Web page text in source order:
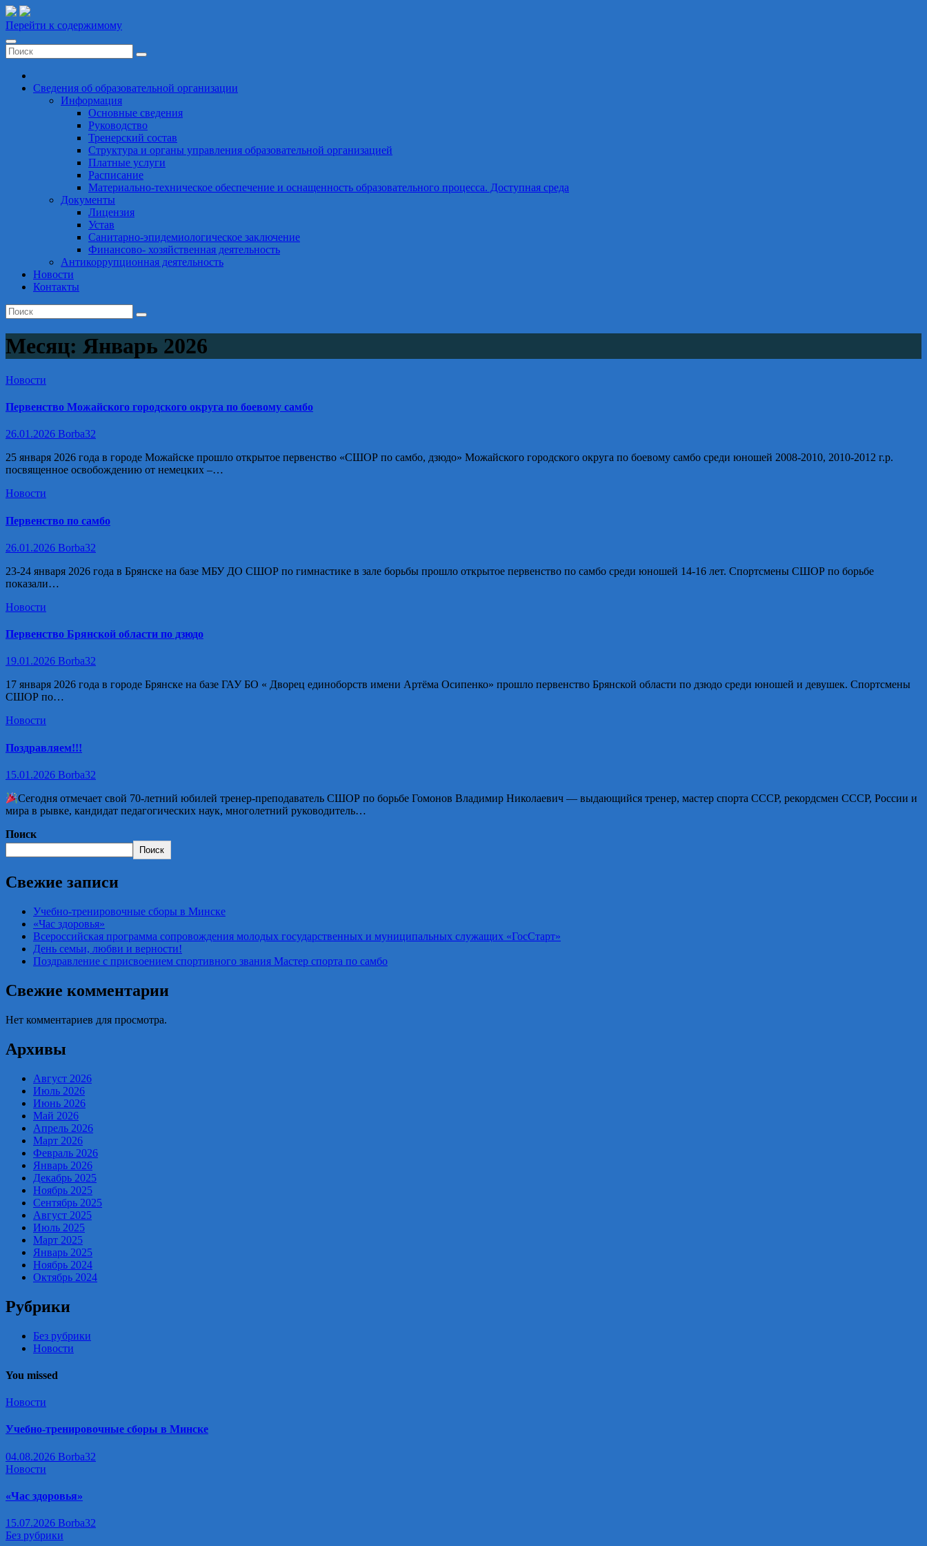
Перейти к содержимому
СШОР по Борьбе
Сведения об образовательной организации
Информация
Основные сведения
Руководство
Тренерский состав
Структура и органы управления образовательной организацией
Платные услуги
Расписание
Материально-техническое обеспечение и оснащенность образовательного процесса. Доступная среда
Документы
Лицензия
Устав
Санитарно-эпидемиологическое заключение
Финансово- хозяйственная деятельность
Антикоррупционная деятельность
Новости
Контакты
Месяц: Январь 2026
Новости
Первенство Можайского городского округа по боевому самбо
26.01.2026 Borba32
25 января 2026 года в городе Можайске прошло открытое первенство «СШОР по самбо, дзюдо» Можайского городского округа по боевому самбо среди юношей 2008-2010, 2010-2012 г.р.
посвященное освобождению от немецких –…
Новости
Первенство по самбо
26.01.2026 Borba32
23-24 января 2026 года в Брянске на базе МБУ ДО СШОР по гимнастике в зале борьбы прошло открытое первенство по самбо среди юношей 14-16 лет. Спортсмены СШОР по борьбе
показали…
Новости
Первенство Брянской области по дзюдо
19.01.2026 Borba32
17 января 2026 года в городе Брянске на базе ГАУ БО « Дворец единоборств имени Артёма Осипенко» прошло первенство Брянской области по дзюдо среди юношей и девушек. Спортсмены
СШОР по…
Новости
Поздравляем!!!
15.01.2026 Borba32
Сегодня отмечает свой 70-летний юбилей тренер-преподаватель СШОР по борьбе Гомонов Владимир Николаевич — выдающийся тренер, мастер спорта СССР, рекордсмен СССР, России и
мира в рывке, кандидат педагогических наук, многолетний руководитель…
Поиск
Поиск
Свежие записи
Учебно-тренировочные сборы в Минске
«Час здоровья»
Всероссийская программа сопровождения молодых государственных и муниципальных служащих «ГосСтарт»
День семьи, любви и верности!
Поздравление с присвоением спортивного звания Мастер спорта по самбо
Свежие комментарии
Нет комментариев для просмотра.
Архивы
Август 2026
Июль 2026
Июнь 2026
Май 2026
Апрель 2026
Март 2026
Февраль 2026
Январь 2026
Декабрь 2025
Ноябрь 2025
Сентябрь 2025
Август 2025
Июль 2025
Март 2025
Январь 2025
Ноябрь 2024
Октябрь 2024
Рубрики
Без рубрики
Новости
You missed
Новости
Учебно-тренировочные сборы в Минске
04.08.2026 Borba32
Новости
«Час здоровья»
15.07.2026 Borba32
Без рубрики